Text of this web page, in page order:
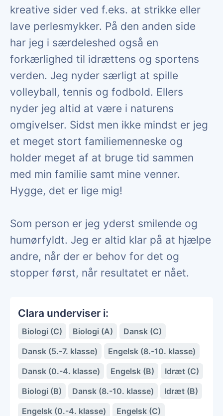
kreative sider ved f.eks. at strikke eller
lave perlesmykker. På den anden side
har jeg i særdeleshed også en
forkærlighed til idrættens og sportens
verden. Jeg nyder særligt at spille
volleyball, tennis og fodbold. Ellers
nyder jeg altid at være i naturens
omgivelser. Sidst men ikke mindst er jeg
et meget stort familiemenneske og
holder meget af at bruge tid sammen
med min familie samt mine venner.
Hygge, det er lige mig!
Som person er jeg yderst smilende og
humørfyldt. Jeg er altid klar på at hjælpe
andre, når der er behov for det og
stopper først, når resultatet er nået.
Clara underviser i:
Biologi (C) Biologi (A)
Dansk (C)
Dansk (5.-7. klasse)
Engelsk (8.-10. klasse)
Dansk (0.-4. klasse)
Engelsk (B)
Idræt (C)
Biologi (B)
Dansk (8.-10. klasse)
Idræt (B)
Engelsk (0.-4. klasse)
Engelsk (C)